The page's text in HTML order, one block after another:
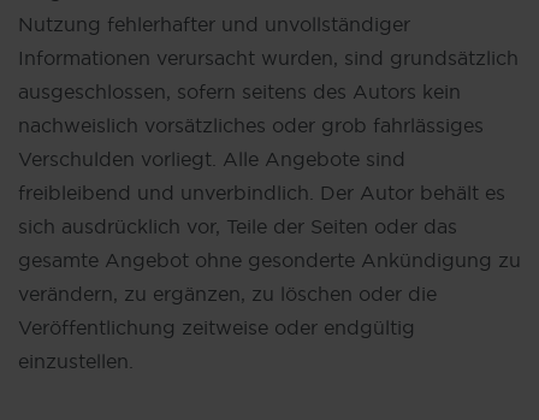
Nutzung fehlerhafter und unvollständiger
Informationen verursacht wurden, sind grundsätzlich
ausgeschlossen, sofern seitens des Autors kein
nachweislich vorsätzliches oder grob fahrlässiges
Verschulden vorliegt. Alle Angebote sind
freibleibend und unverbindlich. Der Autor behält es
sich ausdrücklich vor, Teile der Seiten oder das
gesamte Angebot ohne gesonderte Ankündigung zu
verändern, zu ergänzen, zu löschen oder die
Veröffentlichung zeitweise oder endgültig
einzustellen.